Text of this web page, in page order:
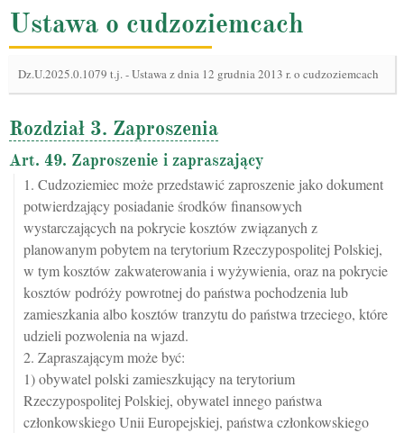
Ustawa o cudzoziemcach
Dz.U.2025.0.1079 t.j.-Ustawa z dnia 12 grudnia 2013 r. o cudzoziemcach
Rozdział 3. Zaproszenia
Art. 49. Zaproszenie i zapraszający
1. Cudzoziemiec może przedstawić zaproszenie jako dokument
potwierdzający posiadanie środków finansowych
wystarczających na pokrycie kosztów związanych z
planowanym pobytem na terytorium Rzeczypospolitej Polskiej,
w tym kosztów zakwaterowania i wyżywienia, oraz na pokrycie
kosztów podróży powrotnej do państwa pochodzenia lub
zamieszkania albo kosztów tranzytu do państwa trzeciego, które
udzieli pozwolenia na wjazd.
2. Zapraszającym może być:
1) obywatel polski zamieszkujący na terytorium
Rzeczypospolitej Polskiej, obywatel innego państwa
członkowskiego Unii Europejskiej, państwa członkowskiego